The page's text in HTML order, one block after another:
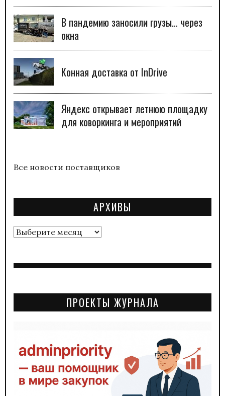
В пандемию заносили грузы… через
окна
Конная доставка от InDrive
Яндекс открывает летнюю площадку
для коворкинга и мероприятий
Все новости поставщиков
АРХИВЫ
Архивы
ПРОЕКТЫ ЖУРНАЛА